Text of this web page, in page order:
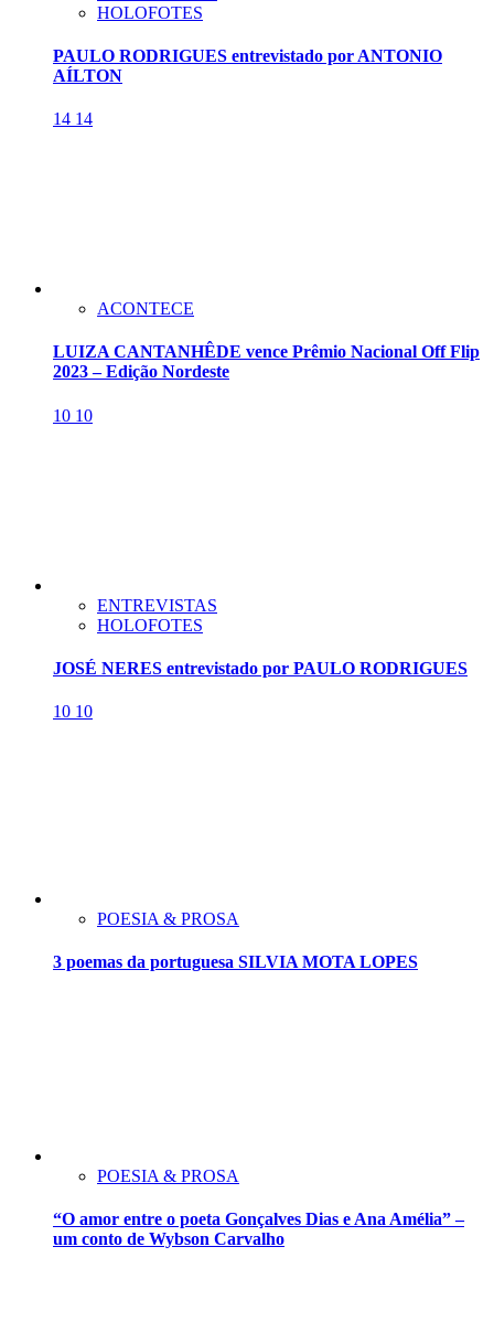
HOLOFOTES
PAULO RODRIGUES entrevistado por ANTONIO
AÍLTON
14 14
ACONTECE
LUIZA CANTANHÊDE vence Prêmio Nacional Off Flip
2023 – Edição Nordeste
10 10
ENTREVISTAS
HOLOFOTES
JOSÉ NERES entrevistado por PAULO RODRIGUES
10 10
POESIA & PROSA
3 poemas da portuguesa SILVIA MOTA LOPES
POESIA & PROSA
“O amor entre o poeta Gonçalves Dias e Ana Amélia” –
um conto de Wybson Carvalho